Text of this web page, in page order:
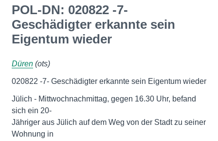
POL-DN: 020822 -7-
Geschädigter erkannte sein
Eigentum wieder
Düren (ots)
020822 -7- Geschädigter erkannte sein Eigentum wieder
Jülich - Mittwochnachmittag, gegen 16.30 Uhr, befand
sich ein 20-
Jähriger aus Jülich auf dem Weg von der Stadt zu seiner
Wohnung in